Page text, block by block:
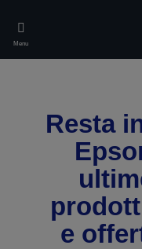
main
content
Menu
Resta
e